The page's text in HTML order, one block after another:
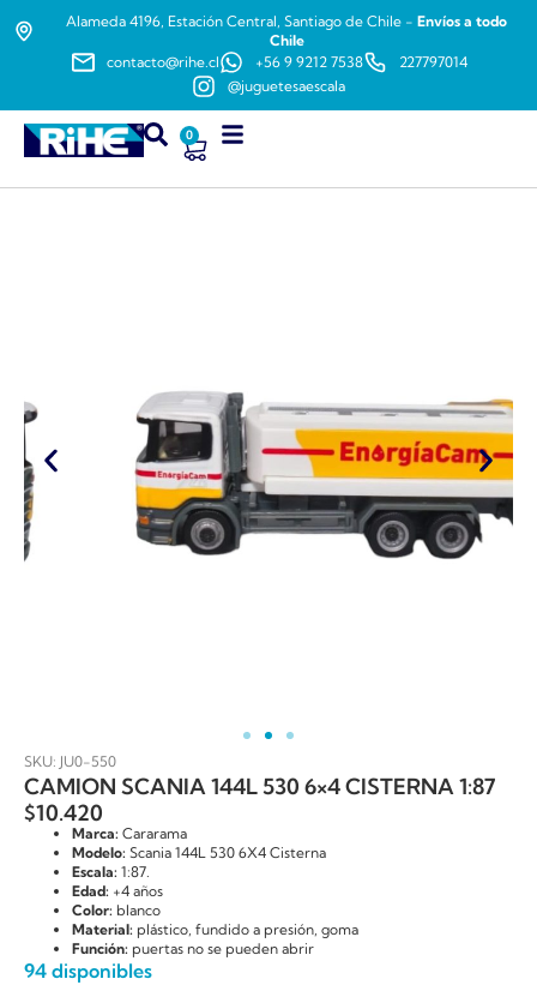
Alameda 4196, Estación Central, Santiago de Chile - Envíos a todo
Chile
contacto@rihe.cl
+56 9 9212 7538
227797014
@juguetesaescala
0
SKU: JU0-550
CAMION SCANIA 144L 530 6×4 CISTERNA 1:87
$10.420
Marca: Cararama
Modelo: Scania 144L 530 6X4 Cisterna
Escala: 1:87.
Edad: +4 años
Color: blanco
Material: plástico, fundido a presión, goma
Función: puertas no se pueden abrir
94 disponibles